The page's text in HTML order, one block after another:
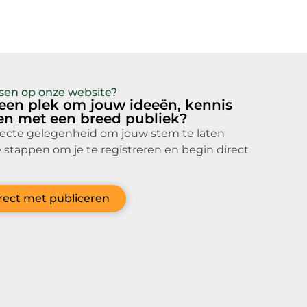
op onze website?
plek om jouw ideeën, kennis
met een breed publiek?
gelegenheid om jouw stem te laten
stappen om je te registreren en begin direct
met publiceren